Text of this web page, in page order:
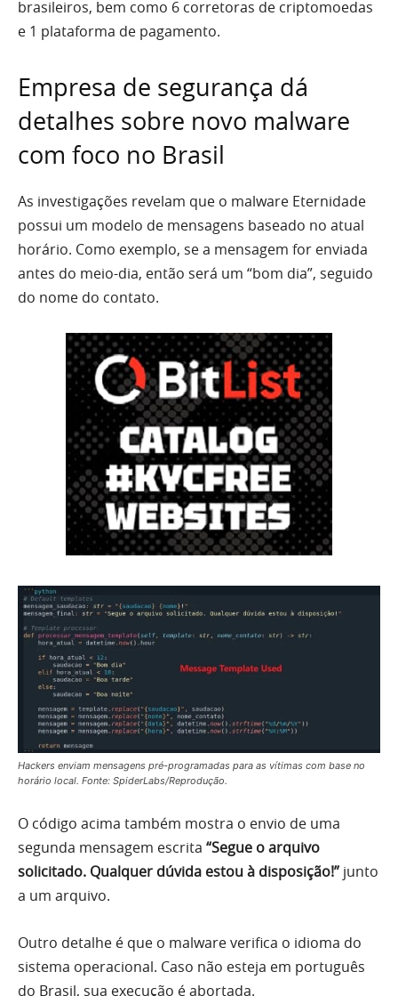
brasileiros, bem como 6 corretoras de criptomoedas
e 1 plataforma de pagamento.
Empresa de segurança dá
detalhes sobre novo malware
com foco no Brasil
As investigações revelam que o malware Eternidade
possui um modelo de mensagens baseado no atual
horário. Como exemplo, se a mensagem for enviada
antes do meio-dia, então será um “bom dia”, seguido
do nome do contato.
Hackers enviam mensagens pré-programadas para as vítimas com base no
horário local. Fonte: SpiderLabs/Reprodução.
O código acima também mostra o envio de uma
segunda mensagem escrita “Segue o arquivo
solicitado. Qualquer dúvida estou à disposição!” junto
a um arquivo.
Outro detalhe é que o malware verifica o idioma do
sistema operacional. Caso não esteja em português
do Brasil, sua execução é abortada.